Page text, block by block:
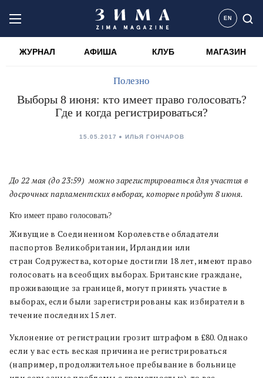
EN
ЖУРНАЛ АФИША КЛУБ МАГАЗИН
Полезно
Выборы 8 июня: кто имеет право голосовать?
Где и когда регистрироваться?
15.05.2017 ИЛЬЯ ГОНЧАРОВ
До 22 мая (до 23:59) можно зарегистрироваться для участия в
досрочных парламентских выборах, которые пройдут 8 июня.
Кто имеет право голосовать?
Живущие в Соединенном Королевстве обладатели
паспортов Великобритании, Ирландии или
стран Содружества, которые достигли 18 лет, имеют право
голосовать на всеобщих выборах. Британские граждане,
проживающие за границей, могут принять участие в
выборах, если были зарегистрированы как избиратели в
течение последних 15 лет.
Уклонение от регистрации грозит штрафом в £80. Однако
если у вас есть веская причина не регистрироваться
(например, продолжительное пребывание в больнице